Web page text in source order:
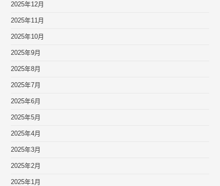
2025年12月
2025年11月
2025年10月
2025年9月
2025年8月
2025年7月
2025年6月
2025年5月
2025年4月
2025年3月
2025年2月
2025年1月